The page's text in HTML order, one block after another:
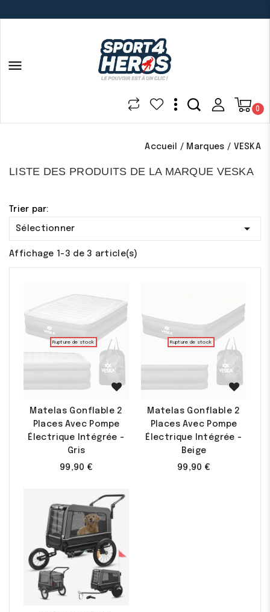

0
Accueil Marques VESKA
LISTE DES PRODUITS DE LA MARQUE VESKA
Trier par:
Sélectionner 
Affichage 1-3 de 3 article(s)
Rupture de stock
Matelas Gonflable 2
Places Avec Pompe
Électrique Intégrée -
Gris
99,90 €
Rupture de stock
Matelas Gonflable 2
Places Avec Pompe
Électrique Intégrée -
Beige
99,90 €